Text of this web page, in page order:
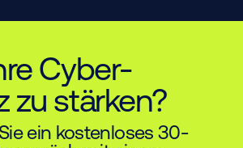
Cyber-
zu stärken?
ein kostenloses 30-